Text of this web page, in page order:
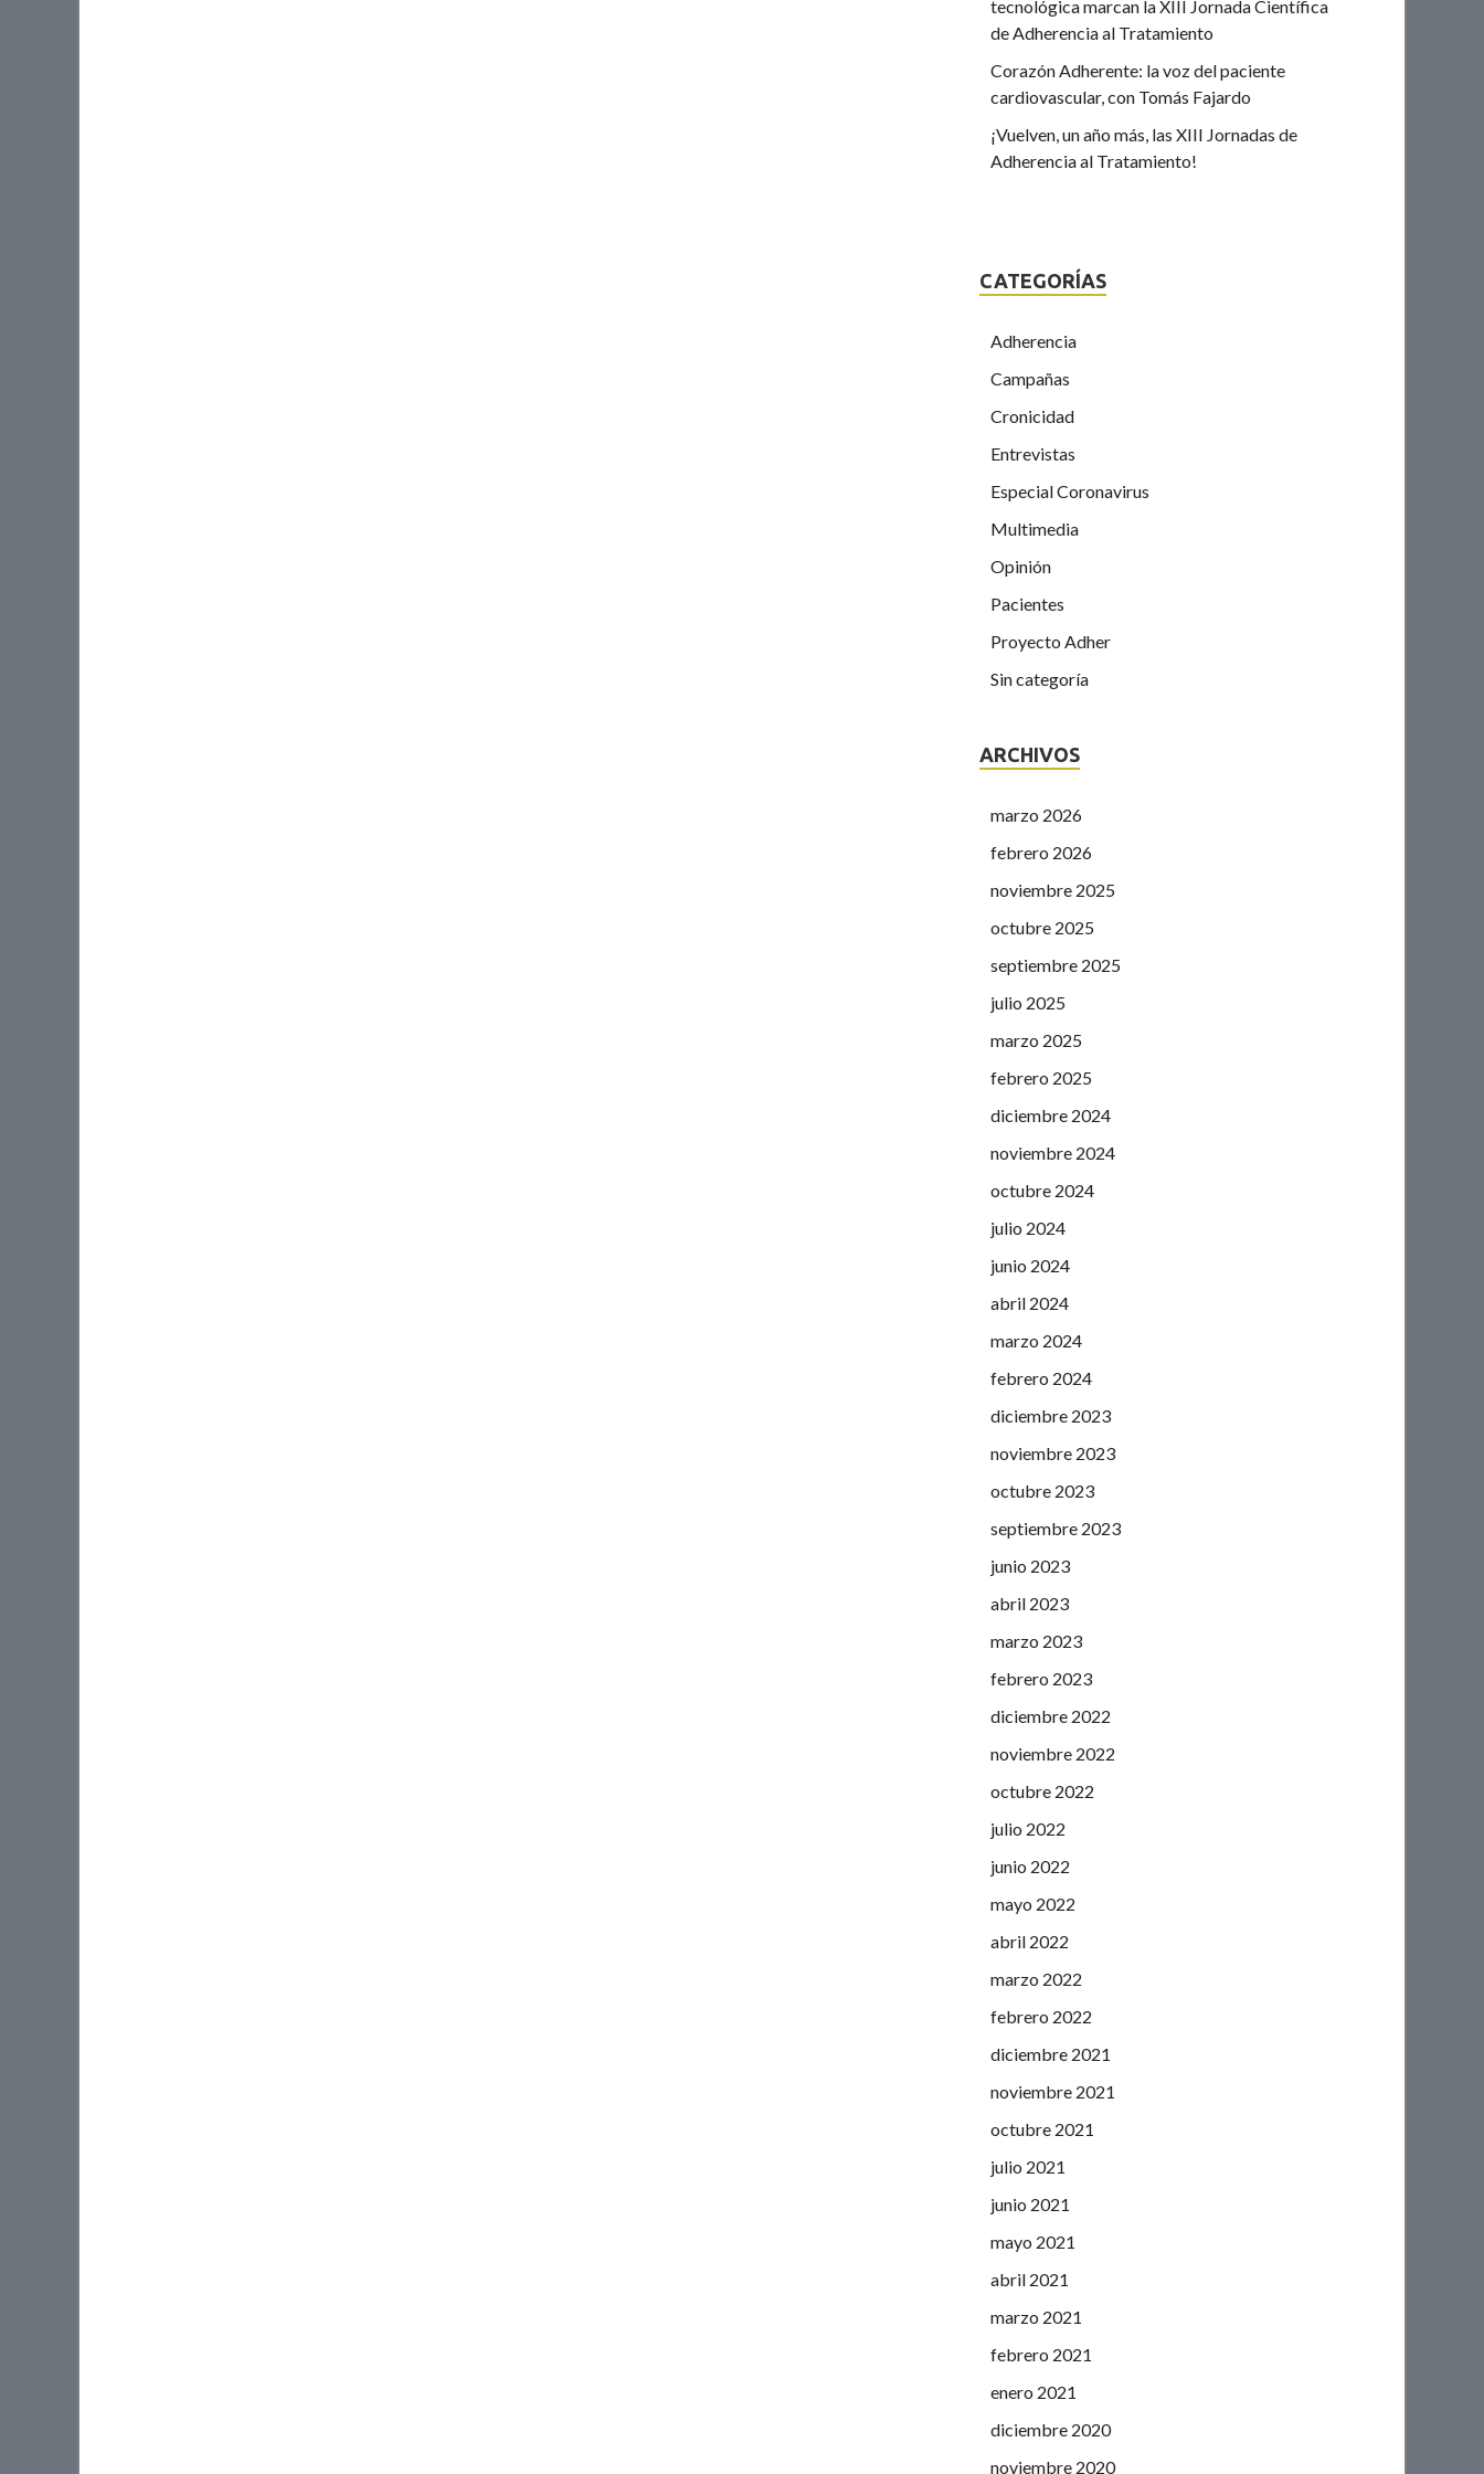
tecnológica marcan la XIII Jornada Científica
de Adherencia al Tratamiento
Corazón Adherente: la voz del paciente
cardiovascular, con Tomás Fajardo
¡Vuelven, un año más, las XIII Jornadas de
Adherencia al Tratamiento!
CATEGORÍAS
Adherencia
Campañas
Cronicidad
Entrevistas
Especial Coronavirus
Multimedia
Opinión
Pacientes
Proyecto Adher
Sin categoría
ARCHIVOS
marzo 2026
febrero 2026
noviembre 2025
octubre 2025
septiembre 2025
julio 2025
marzo 2025
febrero 2025
diciembre 2024
noviembre 2024
octubre 2024
julio 2024
junio 2024
abril 2024
marzo 2024
febrero 2024
diciembre 2023
noviembre 2023
octubre 2023
septiembre 2023
junio 2023
abril 2023
marzo 2023
febrero 2023
diciembre 2022
noviembre 2022
octubre 2022
julio 2022
junio 2022
mayo 2022
abril 2022
marzo 2022
febrero 2022
diciembre 2021
noviembre 2021
octubre 2021
julio 2021
junio 2021
mayo 2021
abril 2021
marzo 2021
febrero 2021
enero 2021
diciembre 2020
noviembre 2020